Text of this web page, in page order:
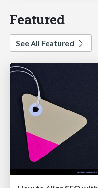
Featured
See All Featured